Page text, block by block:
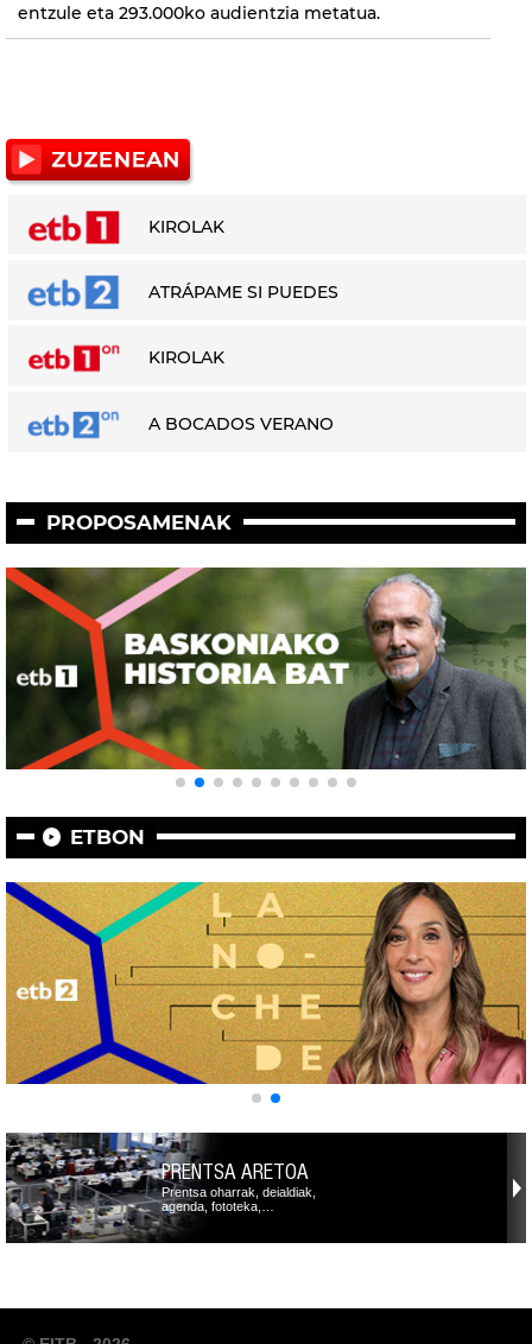
entzule eta 293.000ko audientzia metatua.
KIROLAK
ATRÁPAME SI PUEDES
KIROLAK
A BOCADOS VERANO
PROPOSAMENAK
ETBON
PRENTSA ARETOA
Prentsa oharrak, deialdiak,
agenda, fototeka,…